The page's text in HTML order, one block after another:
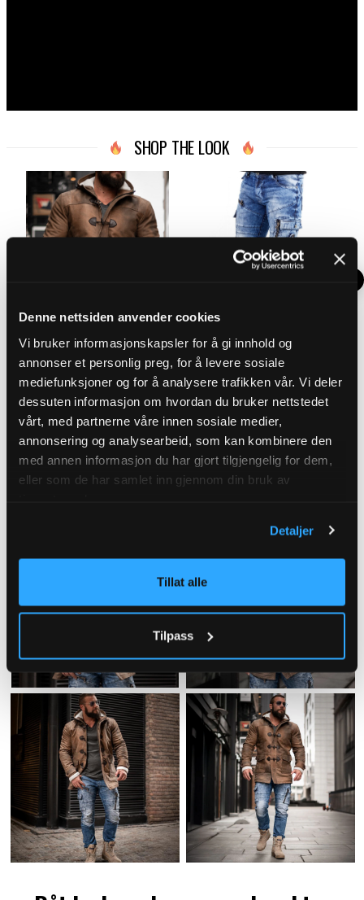
Denne nettsiden anvender cookies
Vi bruker informasjonskapsler for å gi innhold og
annonser et personlig preg, for å levere sosiale
mediefunksjoner og for å analysere trafikken vår. Vi deler
dessuten informasjon om hvordan du bruker nettstedet
vårt, med partnerne våre innen sosiale medier,
annonsering og analysearbeid, som kan kombinere den
med annen informasjon du har gjort tilgjengelig for dem,
eller som de har samlet inn gjennom din bruk av
Detaljer
Tillat alle
Tilpass
SHOP THE LOOK
RD MATAN FORET SKINDFRAKKE - BRUN
Pris:2.999 kr
2.999 kr
Vurdering: (207)4.6 ud af 5 stjerner
LÆG I INDKØBSKURV
DYNAMO CIPO & BAXX JEANS - BLÅ
Pris :799 kr
799 kr
Vurdering: (45)4.7 ud af 5
LÆG I INDKØBSKURV